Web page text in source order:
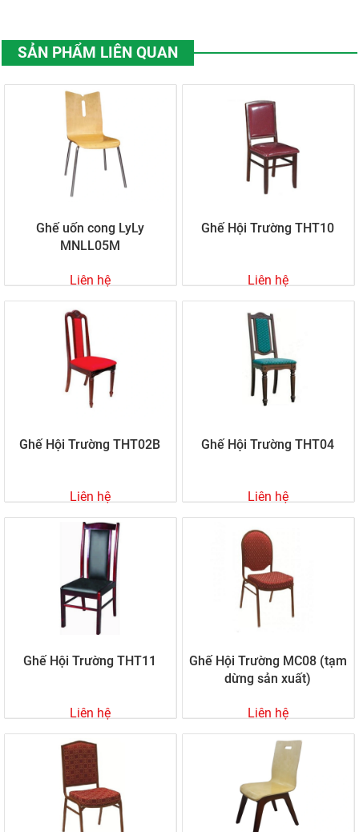
SẢN PHẨM LIÊN QUAN
Ghế uốn cong LyLy
MNLL05M
Liên hệ
Ghế Hội Trường THT10
Liên hệ
Ghế Hội Trường THT02B
Liên hệ
Ghế Hội Trường THT04
Liên hệ
Ghế Hội Trường THT11
Liên hệ
Ghế Hội Trường MC08 (tạm
dừng sản xuất)
Liên hệ